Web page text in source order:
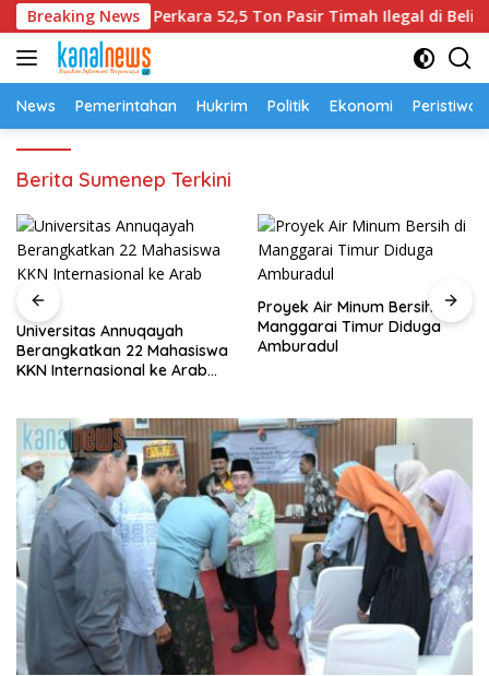
Langsung
ke
konten
Breaking News
Dalam Perkara 52,5 Ton Pasir Timah Ilegal di Belitung
News Pemerintahan Hukrim Politik Ekonomi Peristiwa
Berita Sumenep Terkini
Universitas Annuqayah
Berangkatkan 22 Mahasiswa
KKN Internasional ke Arab
Proyek Air Minum Bersih di
Manggarai Timur Diduga
Amburadul